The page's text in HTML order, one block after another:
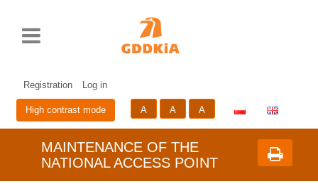
Registration Log in
High contrast mode
rozmiar
czcionki
A
rozmiar
czcionki
A
rozmiar
czcionki
A
MAINTENANCE OF THE
NATIONAL ACCESS POINT